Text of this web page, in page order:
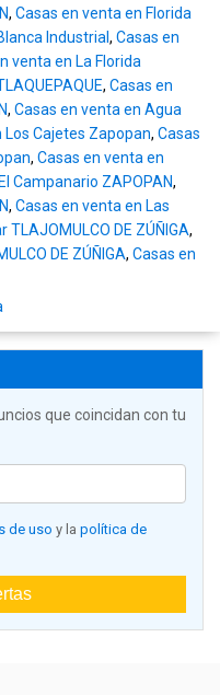
, Casas en venta en Florida
Industrial, Casas en
venta en La Florida
, Casas en
, Casas en venta en Agua
Los Cajetes Zapopan, Casas
, Casas en venta en
Campanario ZAPOPAN,
, Casas en venta en Las
DE ZÚÑIGA,
DE ZÚÑIGA, Casas en
que coincidan con tu
de uso y la política de